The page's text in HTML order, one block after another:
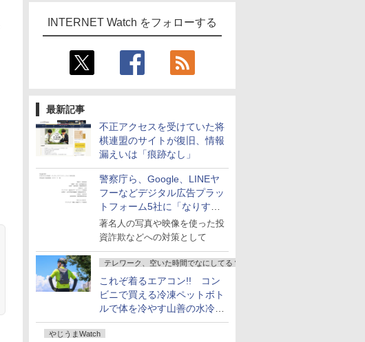
INTERNET Watch をフォローする
最新記事
不正アクセスを受けていた将
棋連盟のサイトが復旧、情報
漏えいは「痕跡なし」
警察庁ら、Google、LINEヤ
フーなどデジタル広告プラッ
トフォーム5社に「なりすま
し詐欺広告」対策強化を要請
著名人の写真や映像を使った投
資詐欺などへの対策として
テレワーク、空いた時間でなにしてる？
これぞ着るエアコン!! コン
ビニで買える冷凍ペットボト
ルで体を冷やす山善の水冷ベ
ストがロードバイクにちょう
どいい【ぼっち・ざ・ろー
やじうまWatch